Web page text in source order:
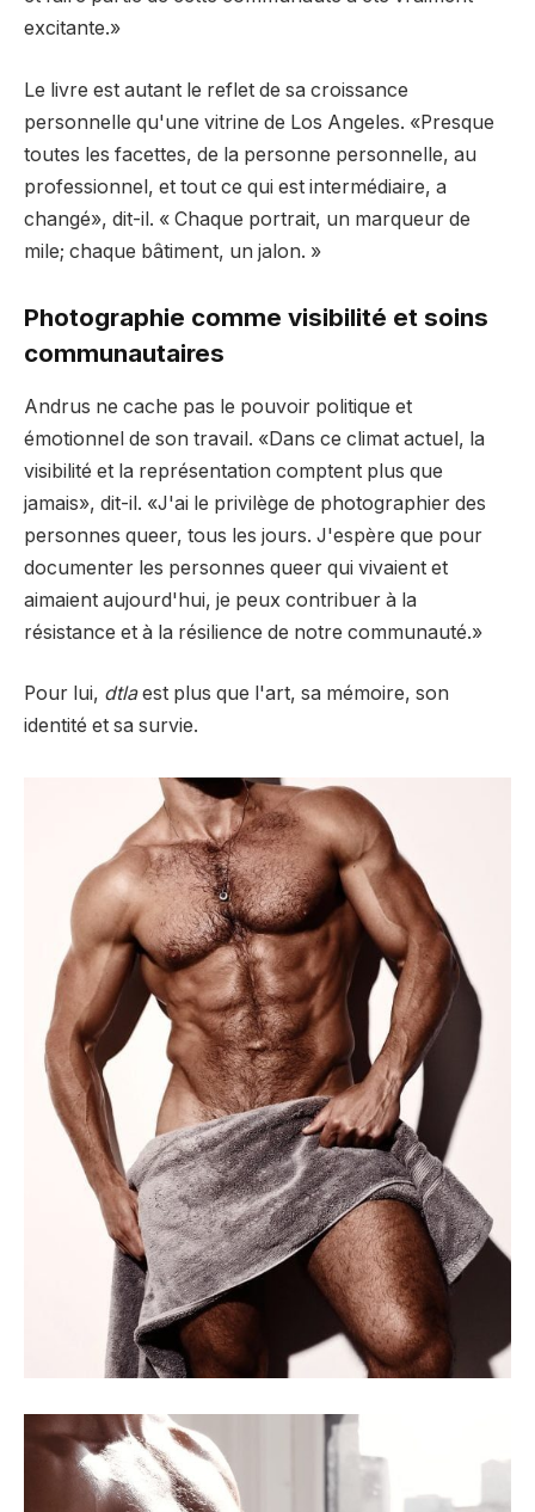
excitante.»
Le livre est autant le reflet de sa croissance
personnelle qu'une vitrine de Los Angeles. «Presque
toutes les facettes, de la personne personnelle, au
professionnel, et tout ce qui est intermédiaire, a
changé», dit-il. « Chaque portrait, un marqueur de
mile; chaque bâtiment, un jalon. »
Photographie comme visibilité et soins
communautaires
Andrus ne cache pas le pouvoir politique et
émotionnel de son travail. «Dans ce climat actuel, la
visibilité et la représentation comptent plus que
jamais», dit-il. «J'ai le privilège de photographier des
personnes queer, tous les jours. J'espère que pour
documenter les personnes queer qui vivaient et
aimaient aujourd'hui, je peux contribuer à la
résistance et à la résilience de notre communauté.»
Pour lui, dtlaest plus que l'art, sa mémoire, son
identité et sa survie.